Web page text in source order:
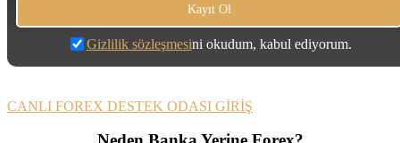
Gizlilik sözleşmesini okudum, kabul ediyorum.
CANLI FOREX DESTEK ODASI GİRİŞ